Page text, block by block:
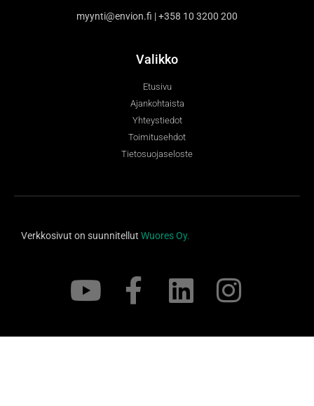
myynti@envion.fi | +358 10 3200 200
Valikko
Etusivu
Ajankohtaista
Yhteystiedot
Toimitusehdot
Tietosuojaseloste
Verkkosivut on suunnitellut Wuores Oy.